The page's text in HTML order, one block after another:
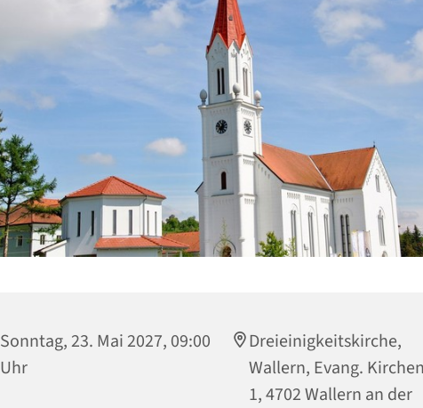
Sonntag, 23. Mai 2027, 09:00
Uhr
Dreieinigkeitskirche,
Wallern, Evang.
1, 4702 Wallern an der